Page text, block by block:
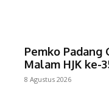
Pemko Padang
Malam HJK ke-
8 Agustus 2026